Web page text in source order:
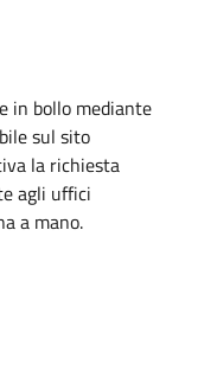
in bollo mediante
sul sito
la richiesta
agli uffici
a mano.